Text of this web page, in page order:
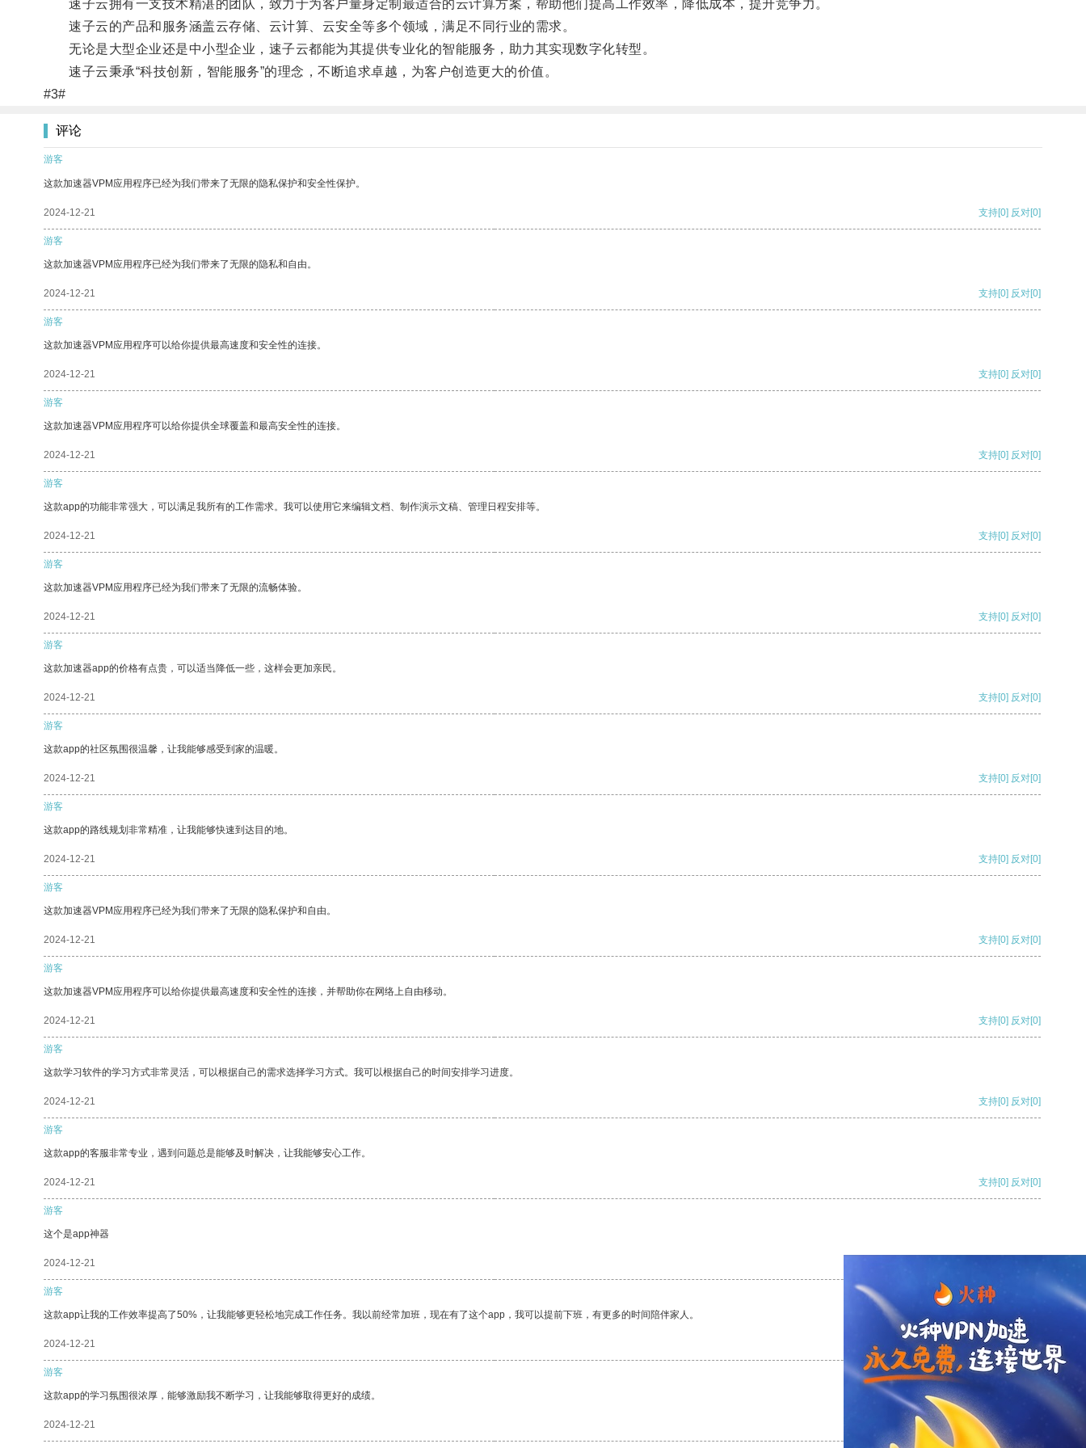
速子云拥有一支技术精湛的团队，致力于为客户量身定制最适合的云计算方案，帮助他们提高工作效率，降低成本，提升竞争力。
速子云的产品和服务涵盖云存储、云计算、云安全等多个领域，满足不同行业的需求。
无论是大型企业还是中小型企业，速子云都能为其提供专业化的智能服务，助力其实现数字化转型。
速子云秉承“科技创新，智能服务”的理念，不断追求卓越，为客户创造更大的价值。
#3#
评论
游客
这款加速器VPM应用程序已经为我们带来了无限的隐私保护和安全性保护。
2024-12-21 支持[0] 反对[0]
游客
这款加速器VPM应用程序已经为我们带来了无限的隐私和自由。
2024-12-21 支持[0] 反对[0]
游客
这款加速器VPM应用程序可以给你提供最高速度和安全性的连接。
2024-12-21 支持[0] 反对[0]
游客
这款加速器VPM应用程序可以给你提供全球覆盖和最高安全性的连接。
2024-12-21 支持[0] 反对[0]
游客
这款app的功能非常强大，可以满足我所有的工作需求。我可以使用它来编辑文档、制作演示文稿、管理日程安排等。
2024-12-21 支持[0] 反对[0]
游客
这款加速器VPM应用程序已经为我们带来了无限的流畅体验。
2024-12-21 支持[0] 反对[0]
游客
这款加速器app的价格有点贵，可以适当降低一些，这样会更加亲民。
2024-12-21 支持[0] 反对[0]
游客
这款app的社区氛围很温馨，让我能够感受到家的温暖。
2024-12-21 支持[0] 反对[0]
游客
这款app的路线规划非常精准，让我能够快速到达目的地。
2024-12-21 支持[0] 反对[0]
游客
这款加速器VPM应用程序已经为我们带来了无限的隐私保护和自由。
2024-12-21 支持[0] 反对[0]
游客
这款加速器VPM应用程序可以给你提供最高速度和安全性的连接，并帮助你在网络上自由移动。
2024-12-21 支持[0] 反对[0]
游客
这款学习软件的学习方式非常灵活，可以根据自己的需求选择学习方式。我可以根据自己的时间安排学习进度。
2024-12-21 支持[0] 反对[0]
游客
这款app的客服非常专业，遇到问题总是能够及时解决，让我能够安心工作。
2024-12-21 支持[0] 反对[0]
游客
这个是app神器
2024-12-21
游客
这款app让我的工作效率提高了50%，让我能够更轻松地完成工作任务。我以前经常加班，现在有了这个app，我可以提前下班，有更多的时间陪伴家人。
2024-12-21 支持 [0] 反对 [0]
游客
这款app的学习氛围很浓厚，能够激励我不断学习，让我能够取得更好的成绩。
2024-12-21 支持